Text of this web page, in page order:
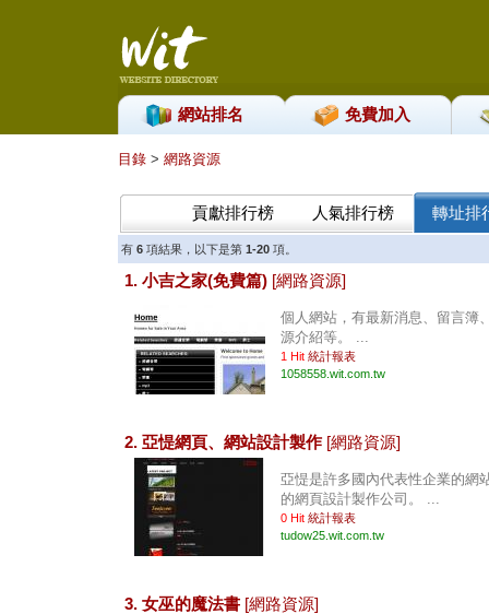
網站排名 免費加入
目錄 > 網路資源
貢獻排行榜 人氣排行榜 轉址排
有 6 項結果，以下是第 1-20項。
1. 小吉之家(免費篇) [網路資源]
個人網站，有最新消息、留言簿
源介紹等。 ...
1 Hit 統計報表
1058558.wit.com.tw
2. 亞惿網頁、網站設計製作 [網路資源]
亞惿是許多國內代表性企業的網
的網頁設計製作公司。 ...
0 Hit 統計報表
tudow25.wit.com.tw
3. 女巫的魔法書 [網路資源]